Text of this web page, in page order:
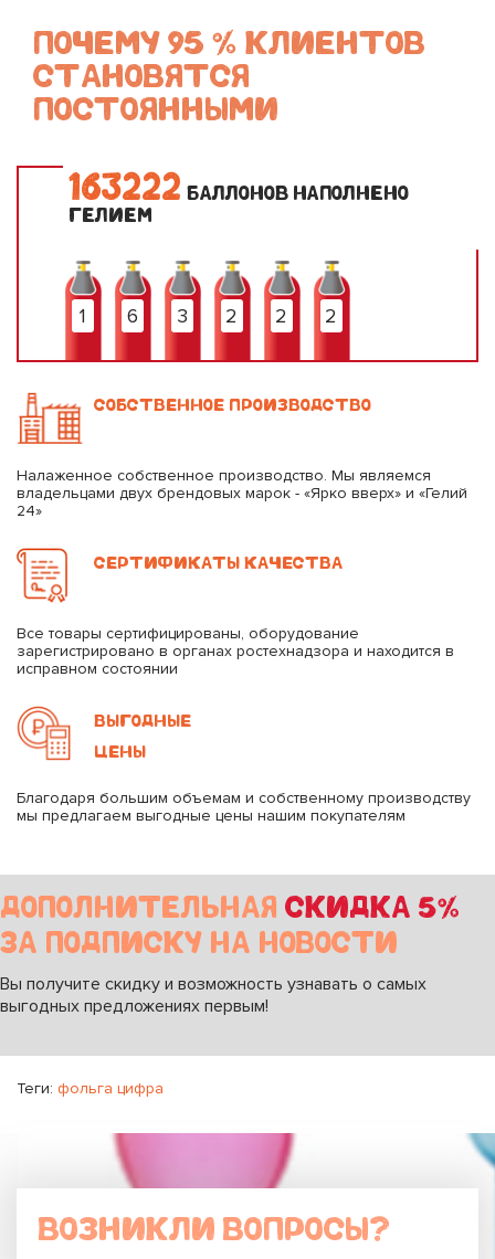
ПОЧЕМУ 95 % КЛИЕНТОВ
СТАНОВЯТСЯ
ПОСТОЯННЫМИ
163222 БАЛЛОНОВ НАПОЛНЕНО
ГЕЛИЕМ
1 6 3 2 2 2
СОБСТВЕННОЕ ПРОИЗВОДСТВО
Налаженное собственное производство. Мы являемся
владельцами двух брендовых марок - «Ярко вверх» и «Гелий
24»
СЕРТИФИКАТЫ КАЧЕСТВА
Все товары сертифицированы, оборудование
зарегистрировано в органах ростехнадзора и находится в
исправном состоянии
ВЫГОДНЫЕ
ЦЕНЫ
Благодаря большим объемам и собственному производству
мы предлагаем выгодные цены нашим покупателям
ДОПОЛНИТЕЛЬНАЯ СКИДКА 5%
ЗА ПОДПИСКУ НА НОВОСТИ
Вы получите скидку и возможность узнавать о самых
выгодных предложениях первым!
Теги: фольга цифра
ВОЗНИКЛИ ВОПРОСЫ?